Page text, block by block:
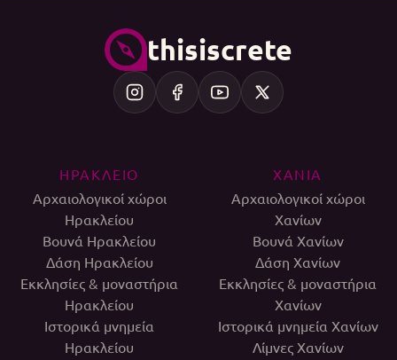
thisiscrete
ΗΡΑΚΛΕΙΟ
Αρχαιολογικοί χώροι
Ηρακλείου
Βουνά Ηρακλείου
Δάση Ηρακλείου
Εκκλησίες & μοναστήρια
Ηρακλείου
Ιστορικά μνημεία
Ηρακλείου
ΧΑΝΙΑ
Αρχαιολογικοί χώροι
Χανίων
Βουνά Χανίων
Δάση Χανίων
Εκκλησίες & μοναστήρια
Χανίων
Ιστορικά μνημεία Χανίων
Λίμνες Χανίων